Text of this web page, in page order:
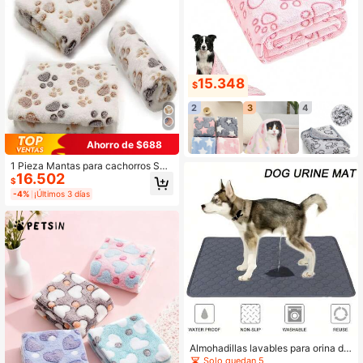
Ahorro de $688
1 Pieza Mantas para cachorros Sup
er Suaves Cálidas Estera de Sueño
con Estampado de Pata Manta Esp
onjosa Premium de Franela Manta d
e Tiro para Perros Pequeños Cacho
rro Gato
$16.502
-4% ¡Últimos 3 días
$15.348
2 3 4
Almohadillas lavables para orina de
mascotas, almohadillas para cama
Solo quedan 5